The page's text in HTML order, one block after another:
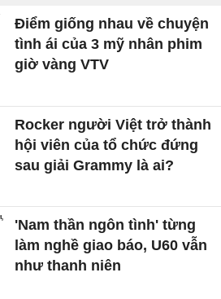
Điểm giống nhau về chuyện
tình ái của 3 mỹ nhân phim
giờ vàng VTV
Rocker người Việt trở thành
hội viên của tổ chức đứng
sau giải Grammy là ai?
'Nam thần ngôn tình' từng
làm nghề giao báo, U60 vẫn
như thanh niên